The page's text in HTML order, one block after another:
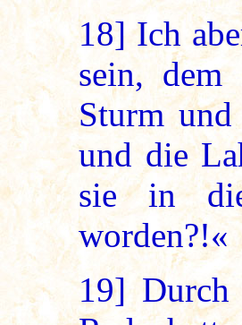
18] Ich
sein,
Sturm und
und die
sie in
worden?!«
19] Durch